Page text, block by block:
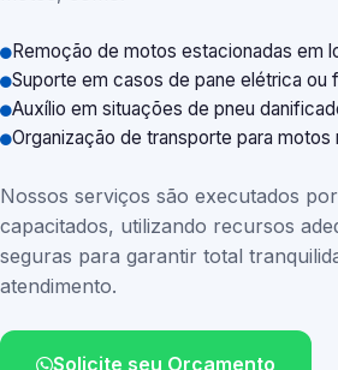
Remoção de motos estacionadas em
Suporte em casos de pane elétrica ou
Auxílio em situações de pneu
Organização de transporte para
Nossos serviços são executados
capacitados, utilizando recursos
seguras para garantir total
atendimento.
Solicite seu Orçamento